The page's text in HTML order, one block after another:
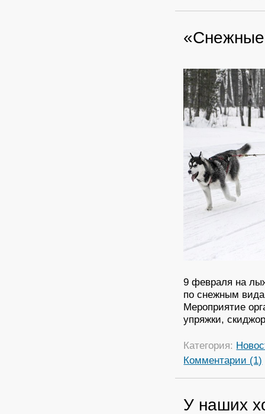
9 февраля на
по снежным
Мероприятие
упряжки,
Категория:
Комментарии (1)
У наших